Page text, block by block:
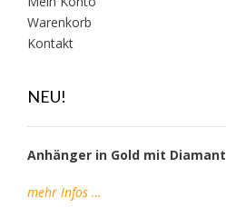
Warenkorb
Kontakt
NEU!
Anhänger in Gold mit Diamant
mehr Infos …